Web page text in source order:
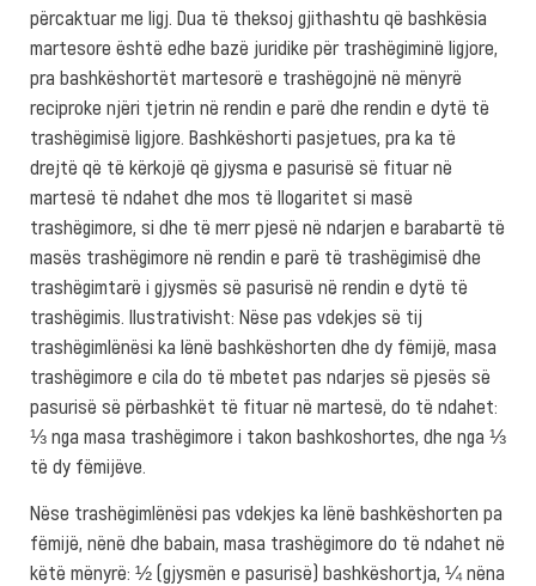
përcaktuar me ligj. Dua të theksoj gjithashtu që bashkësia
martesore është edhe bazë juridike për trashëgiminë ligjore,
pra bashkëshortët martesorë e trashëgojnë në mënyrë
reciproke njëri tjetrin në rendin e parë dhe rendin e dytë të
trashëgimisë ligjore. Bashkëshorti pasjetues, pra ka të
drejtë që të kërkojë që gjysma e pasurisë së fituar në
martesë të ndahet dhe mos të llogaritet si masë
trashëgimore, si dhe të merr pjesë në ndarjen e barabartë të
masës trashëgimore në rendin e parë të trashëgimisë dhe
trashëgimtarë i gjysmës së pasurisë në rendin e dytë të
trashëgimis. Ilustrativisht: Nëse pas vdekjes së tij
trashëgimlënësi ka lënë bashkëshorten dhe dy fëmijë, masa
trashëgimore e cila do të mbetet pas ndarjes së pjesës së
pasurisë së përbashkët të fituar në martesë, do të ndahet:
⅓ nga masa trashëgimore i takon bashkoshortes, dhe nga ⅓
të dy fëmijëve.
Nëse trashëgimlënësi pas vdekjes ka lënë bashkëshorten pa
fëmijë, nënë dhe babain, masa trashëgimore do të ndahet në
këtë mënyrë: ½ (gjysmën e pasurisë) bashkëshortja, ¼ nëna